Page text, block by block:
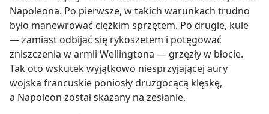
Napoleona. Po pierwsze, w takich warunkach trudno
było manewrować ciężkim sprzętem. Po drugie, kule
— zamiast odbijać się rykoszetem i potęgować
zniszczenia w armii Wellingtona — grzęzły w błocie.
Tak oto wskutek wyjątkowo niesprzyjającej aury
wojska francuskie poniosły druzgocącą klęskę,
a Napoleon został skazany na zesłanie.